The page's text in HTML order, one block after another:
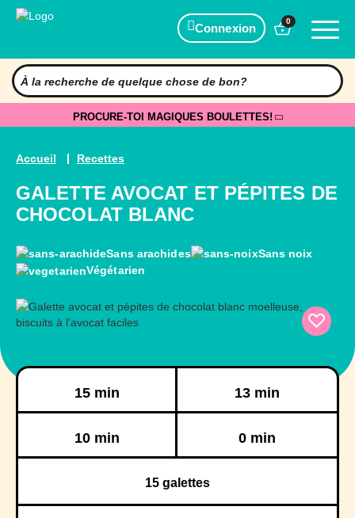
Connexion
0
PROCURE-TOI MAGIQUES BOULETTES!
Accueil Recettes
GALETTE AVOCAT ET PÉPITES DE
CHOCOLAT BLANC
Sans arachides
Sans noix
Végétarien
15 min 13 min
10 min 0 min
15 galettes